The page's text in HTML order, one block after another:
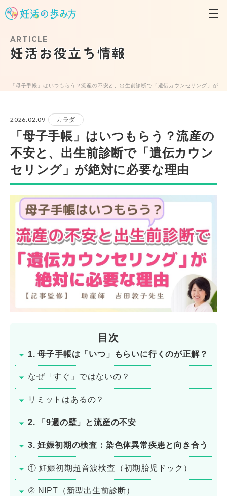
ARTICLE
妊活お役立ち情報
2026.02.09 カラダ
「母子手帳」はいつもらう？流産の
不安と、出生前診断で「遺伝カウン
セリング」が絶対に必要な理由
目次
1. 母子手帳は「いつ」もらいに行くのが正解？
なぜ「すぐ」ではないの？
リミットはあるの？
2. 「9週の壁」と流産の不安
3. 妊娠初期の検査：染色体異常疾患と向き合う
① 妊娠初期超音波検査（初期胎児ドック）
② NIPT（新型出生前診断）